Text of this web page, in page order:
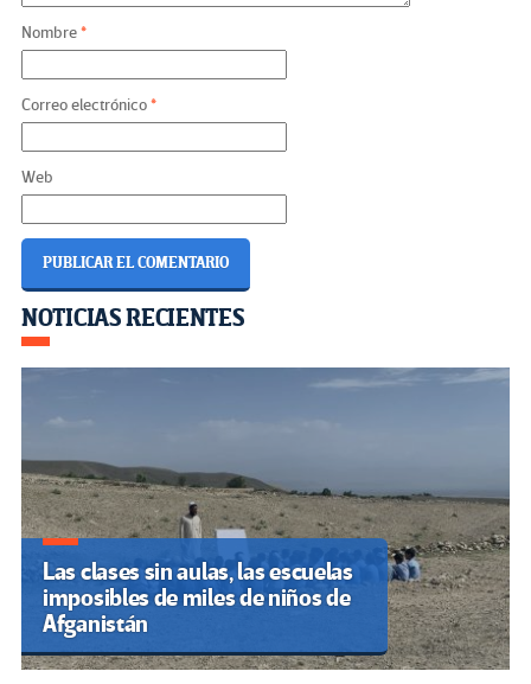
Nombre*
Correo electrónico*
Web
Navegación
de
entradas
NOTICIAS RECIENTES
Las clases sin aulas, las escuelas
imposibles de miles de niños de
Afganistán